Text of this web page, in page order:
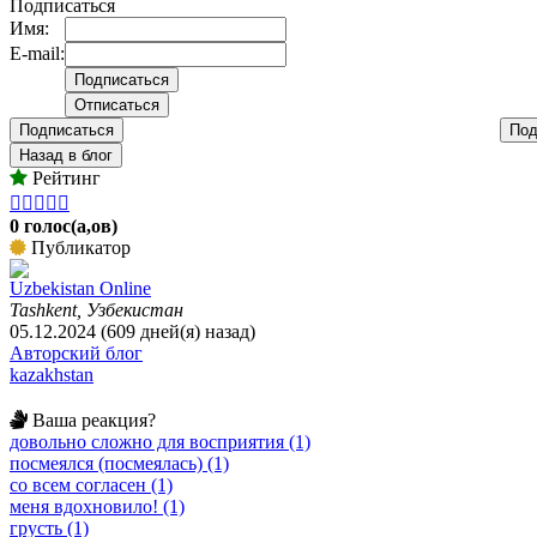
Подписаться
Имя:
E-mail:
Подписаться
Назад в блог
Рейтинг
    
0 голос(а,ов)
Публикатор
Uzbekistan Online
Tashkent, Узбекистан
05.12.2024 (609 дней(я) назад)
Авторский блог
kazakhstan
Ваша реакция?
довольно сложно для восприятия (1)
посмеялся (посмеялась) (1)
со всем согласен (1)
меня вдохновило! (1)
грусть (1)